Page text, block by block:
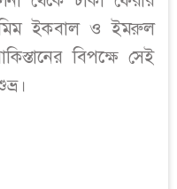
ইকবাল ও ইমরুল
বিপক্ষে সেই